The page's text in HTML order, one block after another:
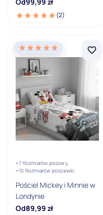
Pokaż wszystkie
Producent
Carbotex
Character World
CTI
Detexpol
Faro
Halantex
Pokaż wszystkie
Rozmiar poszewki
(2)
+7 Rozmiarów poszwy,
+10 Rozmiarów poszewki
Pościel Mickey i Minnie w
Londynie
Od89,99 zł